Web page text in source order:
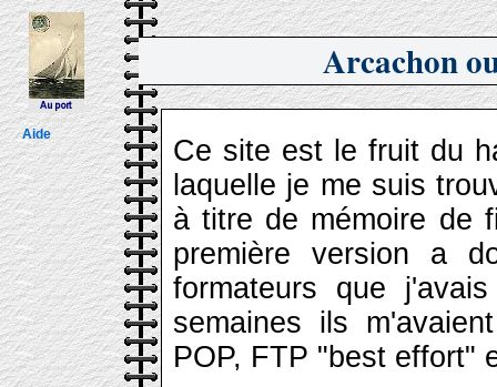
Aide
Arcachon
Ce site est le fruit du
laquelle je me suis
à titre de mémoire de
première version a
formateurs que
semaines ils
POP, FTP "best effort"